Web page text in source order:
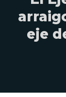
eje